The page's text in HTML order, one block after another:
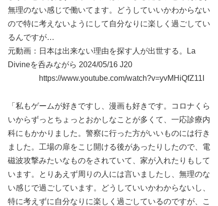
無理のない感じで働いてます。どうしていいかわからない
ので特に考えないようにして自分なりに楽しく過ごしてい
るんですが…
元動画：日本は出来ない理由を探す人が出世する。La
Divineを呑みながら 2024/05/16 J20
https://www.youtube.com/watch?v=yvMHiQfZ11I
「私もゲームが好きですし、漫画も好きです。コロナくら
いからずっとちょっとおかしなことが多くて、一応診療内
科にもかかりました。警察に行った方がいいものには行き
ました。工場の扉をこじ開ける後があったりしたので、電
磁波攻撃みたいなものをされていて、家が入れたりもして
います。とりあえず周りの人には言いましたし、無理のな
い感じで過ごしています。どうしていいかわからないし、
特に考えずに自分なりに楽しく過ごしているのですが、こ